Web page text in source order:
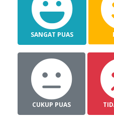
SANGAT PUAS
CUKUP PUAS